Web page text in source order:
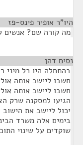
היו"ר אופיר פינס-פז
מה קורה שם? אנשים
נסים דהן
בהתחלה היו כל מיני
חשבו ליישב אותה
חשבו ליישב אותה
הגיעו למסקנה שרק
יכול ליישב את
בימים אלה משרד
שוקדים על שינוי